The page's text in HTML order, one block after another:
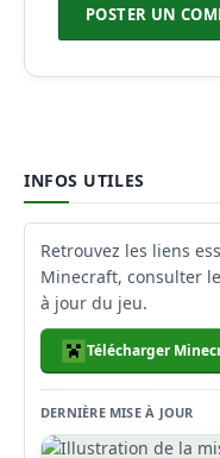
INFOS UTILES
Retrouvez les liens
Minecraft, consulter
à jour du jeu.
Télécharger
DERNIÈRE MISE À JOUR